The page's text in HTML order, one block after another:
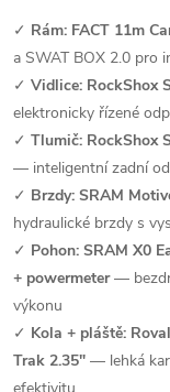
✓ Rám: FACT 11m
a SWAT BOX 2.0 pro
✓ Vidlice: RockShox
elektronicky řízené
✓ Tlumič: RockShox
— inteligentní zadní
✓ Brzdy: SRAM
hydraulické brzdy s
✓ Pohon: SRAM X0
+ powermeter—
výkonu
✓ Kola + pláště:
Trak 2.35" — lehká
efektivitu